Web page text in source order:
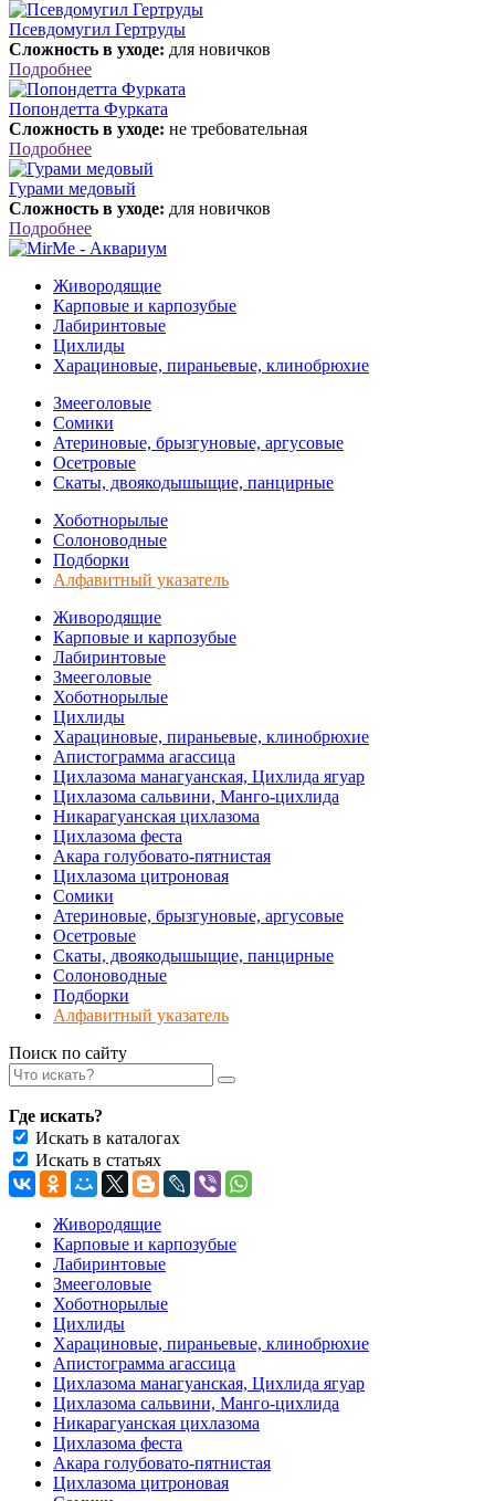
Псевдомугил Гертруды
Сложность в уходе: для новичков
Подробнее
Попондетта Фурката
Сложность в уходе: не требовательная
Подробнее
Гурами медовый
Сложность в уходе: для новичков
Подробнее
Живородящие
Карповые и карпозубые
Лабиринтовые
Цихлиды
Харациновые, пираньевые, клинобрюхие
Змееголовые
Сомики
Атериновые, брызгуновые, аргусовые
Осетровые
Скаты, двоякодышыщие, панцирные
Хоботнорылые
Солоноводные
Подборки
Алфавитный указатель
Живородящие
Карповые и карпозубые
Лабиринтовые
Змееголовые
Хоботнорылые
Цихлиды
Харациновые, пираньевые, клинобрюхие
Апистограмма агассица
Цихлазома манагуанская, Цихлида ягуар
Цихлазома сальвини, Манго-цихлида
Никарагуанская цихлазома
Цихлазома феста
Акара голубовато-пятнистая
Цихлазома цитроновая
Сомики
Атериновые, брызгуновые, аргусовые
Осетровые
Скаты, двоякодышыщие, панцирные
Солоноводные
Подборки
Алфавитный указатель
Поиск по сайту
Где искать?
Искать в каталогах
Искать в статьях
Живородящие
Карповые и карпозубые
Лабиринтовые
Змееголовые
Хоботнорылые
Цихлиды
Харациновые, пираньевые, клинобрюхие
Апистограмма агассица
Цихлазома манагуанская, Цихлида ягуар
Цихлазома сальвини, Манго-цихлида
Никарагуанская цихлазома
Цихлазома феста
Акара голубовато-пятнистая
Цихлазома цитроновая